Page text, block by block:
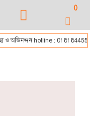
0
অভিনন্দন hotline : 01818445556